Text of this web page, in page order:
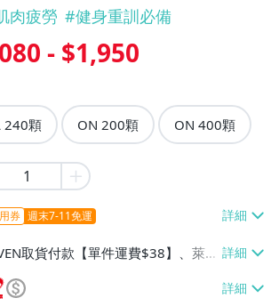
肉疲勞 #健身重訓必備
- $1,950
240顆 ON 200顆 ON 400顆
券 週末7-11免運
取貨付款【單件運費$38】、萊爾
付款【單件運費$60、消費滿$3999
】、面交/自取/不寄送【免運費】